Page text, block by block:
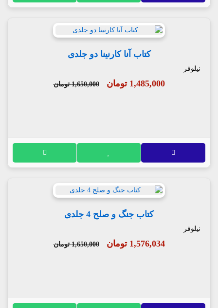
کتاب آنا کارنینا دو جلدی
نیلوفر
1,485,000 تومان 1,650,000 تومان
کتاب جنگ و صلح 4 جلدی
نیلوفر
1,576,034 تومان 1,650,000 تومان